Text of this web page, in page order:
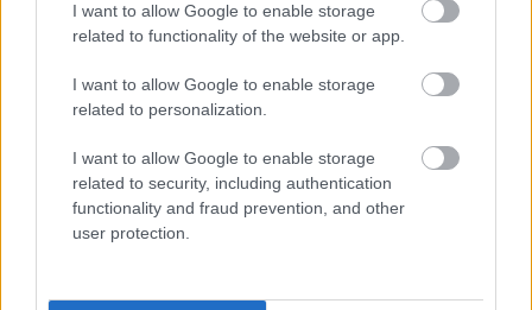
I want to allow Google to enable storage
related to functionality of the website or app.
I want to allow Google to enable storage
related to personalization.
I want to allow Google to enable storage
related to security, including authentication
functionality and fraud prevention, and other
user protection.